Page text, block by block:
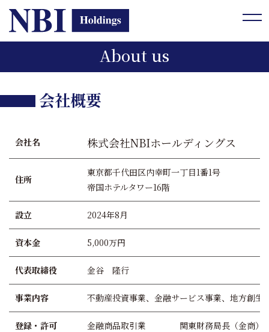
About us
会社概要
会社名 株式会社NBIホールディングス
住所
東京都千代田区内幸町一丁目1番1号
帝国ホテルタワー16階
設立 2024年8月
資本金 5,000万円
代表取締役 金谷 隆行
事業内容 不動産投資事業、金融サービス事業、地方創生
登録・許可 金融商品取引業
関東財務局長（金商）